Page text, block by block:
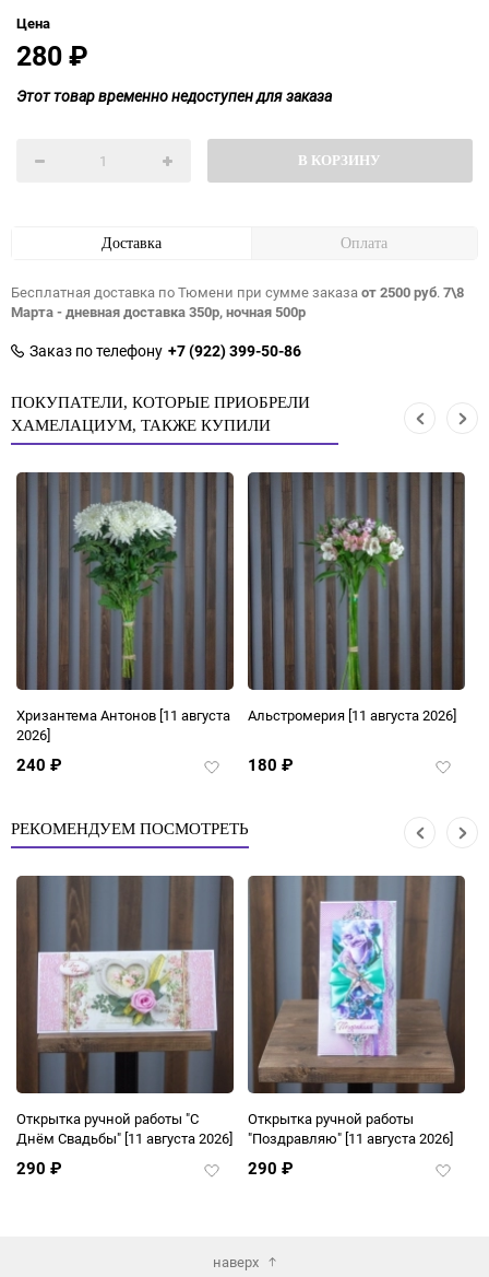
Цена
280₽
Этот товар временно недоступен для заказа
В КОРЗИНУ
Доставка Оплата
Бесплатная доставка по Тюмени при сумме заказаот 2500 руб.7\8
Марта - дневная доставка 350р, ночная 500р
Заказ по телефону +7 (922) 399-50-86
ПОКУПАТЕЛИ, КОТОРЫЕ ПРИОБРЕЛИ
ХАМЕЛАЦИУМ, ТАКЖЕ КУПИЛИ
Хризантема Антонов [11 августа
2026]
240 ₽
Добавить
Альстромерия [11 августа 2026]
180 ₽
РЕКОМЕНДУЕМ ПОСМОТРЕТЬ
Открытка ручной работы "С
Днём Свадьбы" [11 августа 2026]
290 ₽
Добавить
Открытка ручной работы
"Поздравляю" [11 августа 2026]
290 ₽
наверх